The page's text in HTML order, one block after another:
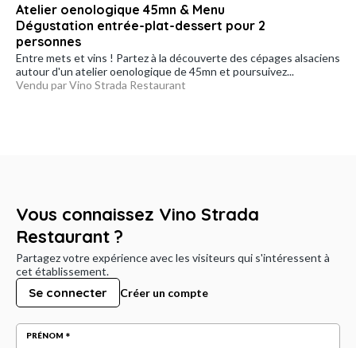
Atelier oenologique 45mn & Menu
Dégustation entrée-plat-dessert pour 2
personnes
Entre mets et vins ! Partez à la découverte des cépages alsaciens
autour d'un atelier oenologique de 45mn et poursuivez...
Vendu par Vino Strada Restaurant
Vous connaissez Vino Strada
Restaurant ?
Partagez votre expérience avec les visiteurs qui s'intéressent à
cet établissement.
Se connecter Créer un compte
PRÉNOM